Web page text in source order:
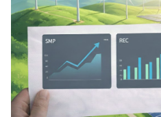
PPA 매칭 LIVE
PPA 파트너스
전기요금 시뮬레이션
PPA FAQ
AI 컨설턴트 UPDATED
PPA 플레이
인사이트
성공사례
에너지브리핑
회사소개